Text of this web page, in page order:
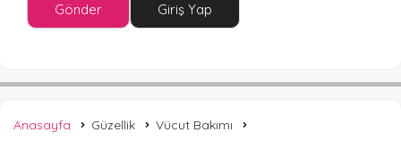
Gönder Giriş Yap
Anasayfa Güzellik Vücut Bakımı